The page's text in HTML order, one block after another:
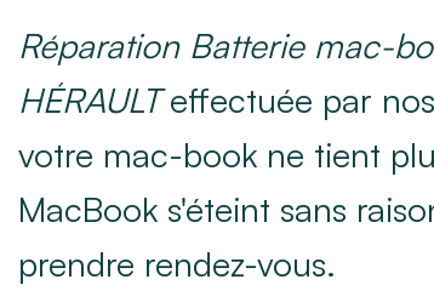
Réparation Batterie mac-
HÉRAULTeffectuée par
votre mac-book ne tient
MacBook s'éteint sans
prendre rendez-vous.